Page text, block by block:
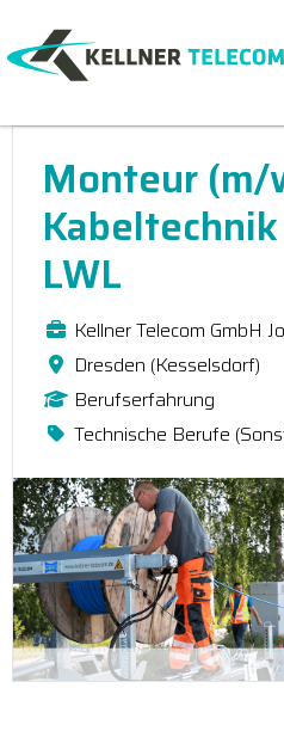
Monteur
LWL
Kellner Telecom GmbH
Dresden (Kesselsdorf)
Berufserfahrung
Technische Berufe